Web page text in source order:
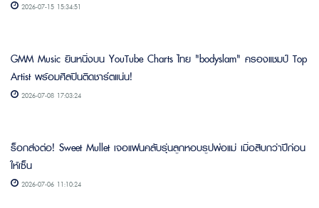
2026-07-15 15:34:51
GMM Music ยืนหนึ่งบน YouTube Charts ไทย "bodyslam" ครองแชมป์ Top
Artist พร้อมศิลปินติดชาร์ตแน่น!
2026-07-08 17:03:24
ร็อกส่งต่อ! Sweet Mullet เจอแฟนคลับรุ่นลูกหอบรูปพ่อแม่ เมื่อสิบกว่าปีก่อน
ให้เซ็น
2026-07-06 11:10:24